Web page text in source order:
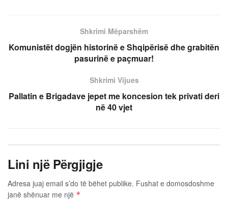
Shkrimi Mëparshëm
Komunistët dogjën historinë e Shqipërisë dhe grabitën
pasurinë e paçmuar!
Shkrimi Vijues
Pallatin e Brigadave jepet me koncesion tek privati deri
në 40 vjet
Lini një Përgjigje
Adresa juaj email s’do të bëhet publike. Fushat e domosdoshme
janë shënuar me një *